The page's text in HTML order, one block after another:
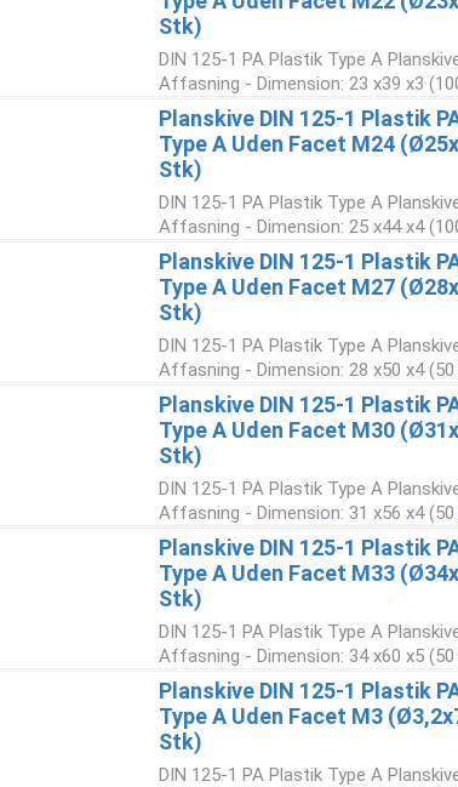
Stk)
DIN 125-1 PA Plastik Type A
Affasning - Dimension: 23 x39 x3
Planskive DIN 125-1 Plastik
Type A Uden Facet M24
Stk)
DIN 125-1 PA Plastik Type A
Affasning - Dimension: 25 x44 x4
Planskive DIN 125-1 Plastik
Type A Uden Facet M27
Stk)
DIN 125-1 PA Plastik Type A
Affasning - Dimension: 28 x50 x4 (50
Planskive DIN 125-1 Plastik
Type A Uden Facet M30
Stk)
DIN 125-1 PA Plastik Type A
Affasning - Dimension: 31 x56 x4 (50
Planskive DIN 125-1 Plastik
Type A Uden Facet M33
Stk)
DIN 125-1 PA Plastik Type A
Affasning - Dimension: 34 x60 x5 (50
Planskive DIN 125-1 Plastik
Type A Uden Facet M3
Stk)
DIN 125-1 PA Plastik Type A